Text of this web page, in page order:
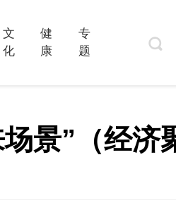
文
化
健
康
专
题
景”（经济